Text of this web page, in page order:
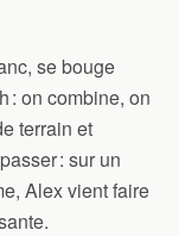
se bouge
: on combine, on
terrain et
: sur un
Alex vient faire